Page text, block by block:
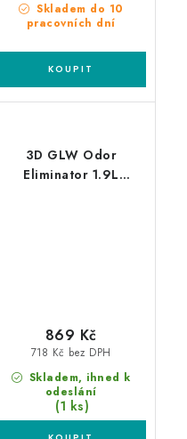
Skladem do 10
pracovních dní
3D GLW Odor
Eliminator 1.9L
Skladem, ihned k
odeslání
(1 ks)
718 Kč bez DPH
869 Kč